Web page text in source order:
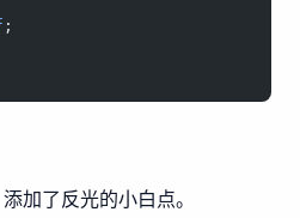
;
加了反光的小白点。